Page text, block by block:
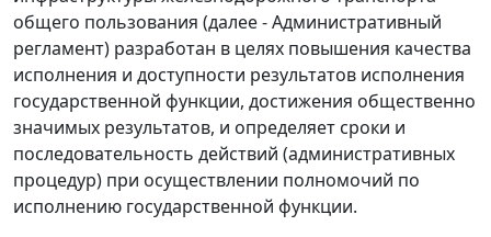
общего пользования (далее - Административный
регламент) разработан в целях повышения качества
исполнения и доступности результатов исполнения
государственной функции, достижения общественно
значимых результатов, и определяет сроки и
последовательность действий (административных
процедур) при осуществлении полномочий по
исполнению государственной функции.